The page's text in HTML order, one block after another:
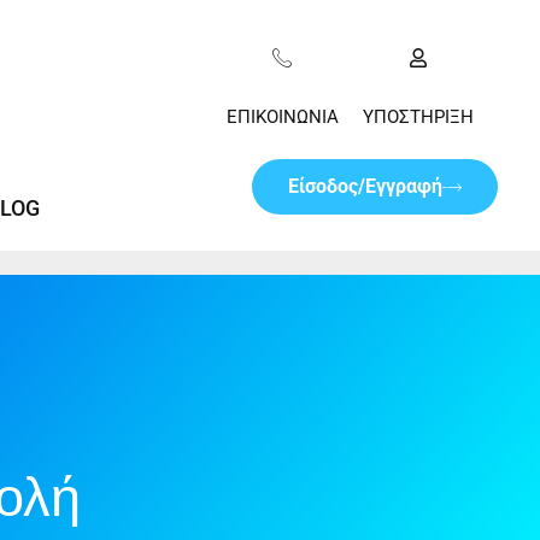
ΕΠΙΚΟΙΝΩΝΊΑ ΥΠΟΣΤΉΡΙΞΗ
Είσοδος/Εγγραφή